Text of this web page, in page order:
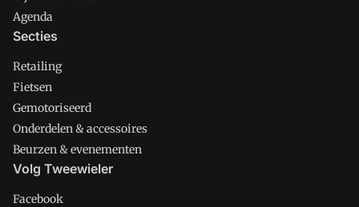
Agenda
Secties
Retailing
Fietsen
Gemotoriseerd
Onderdelen & accessoires
Beurzen & evenementen
Volg Tweewieler
Facebook